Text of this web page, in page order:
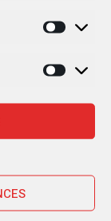
au Sud-